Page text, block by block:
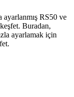
ayarlanmış RS50 ve
Buradan,
ayarlamak için